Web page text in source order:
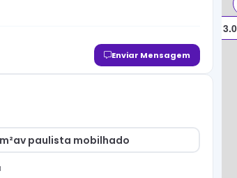
Enviar Mensagem
paulista mobilhado
R$